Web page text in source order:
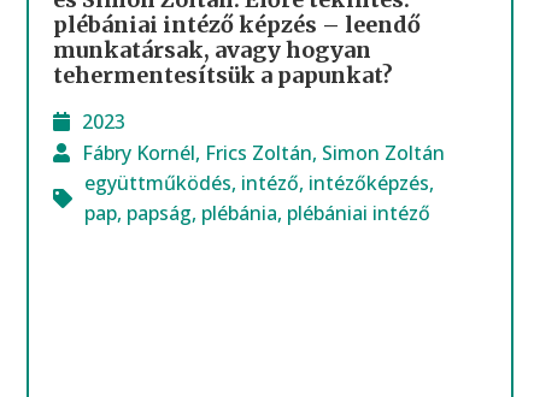
plébániai intéző képzés – leendő
munkatársak, avagy hogyan
tehermentesítsük a papunkat?
2023
Fábry Kornél, Frics Zoltán, Simon Zoltán
együttműködés, intéző, intézőképzés,
pap, papság, plébánia, plébániai intéző